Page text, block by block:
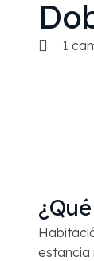
1
estancia